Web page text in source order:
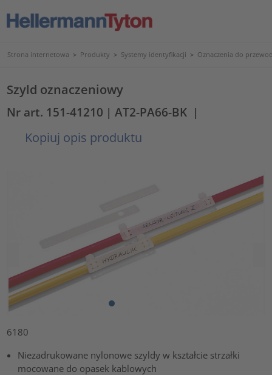
Strona internetowa > Produkty > Systemy identyfikacji > Oznaczenia do
Szyld oznaczeniowy
Nr art. 151-41210 | AT2-PA66-BK |
Kopiuj opis produktu
6180
Niezadrukowane nylonowe szyldy w kształcie strzałki
mocowane do opasek kablowych